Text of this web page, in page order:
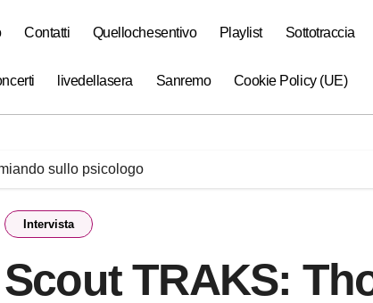
Contatti Quellochesentivo Playlist Sottotraccia
livedellasera Sanremo Cookie Policy (UE)
sullo psicologo
Intervista
Scout TRAKS: